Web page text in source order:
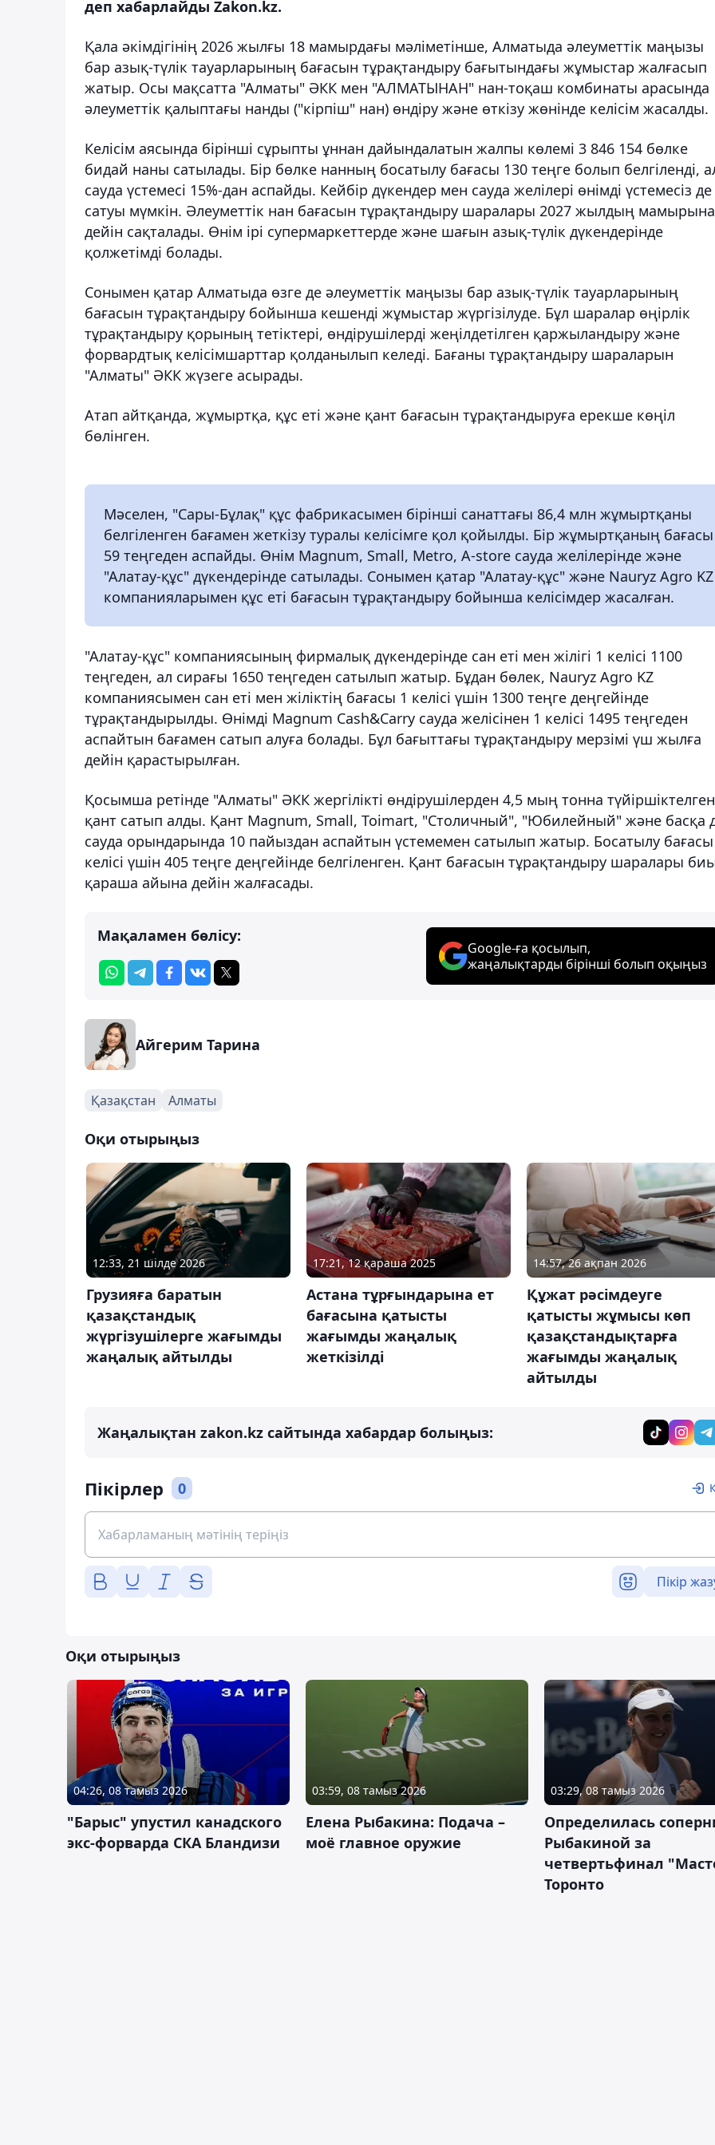
деп хабарлайды Zakon.kz.
Қала әкімдігінің 2026 жылғы 18 мамырдағы мәліметінше, Алматыда әлеуметтік маңызы
бар азық-түлік тауарларының бағасын тұрақтандыру бағытындағы жұмыстар жалғасып
жатыр. Осы мақсатта "Алматы" ӘКК мен "АЛМАТЫНАН" нан-тоқаш комбинаты арасында
әлеуметтік қалыптағы нанды ("кірпіш" нан) өндіру және өткізу жөнінде келісім жасалды.
Келісім аясында бірінші сұрыпты ұннан дайындалатын жалпы көлемі 3 846 154 бөлке
бидай наны сатылады. Бір бөлке нанның босатылу бағасы 130 теңге болып белгіленді,
сауда үстемесі 15%-дан аспайды. Кейбір дүкендер мен сауда желілері өнімді үстемесіз де
сатуы мүмкін. Әлеуметтік нан бағасын тұрақтандыру шаралары 2027 жылдың мамырына
дейін сақталады. Өнім ірі супермаркеттерде және шағын азық-түлік дүкендерінде
қолжетімді болады.
Сонымен қатар Алматыда өзге де әлеуметтік маңызы бар азық-түлік тауарларының
бағасын тұрақтандыру бойынша кешенді жұмыстар жүргізілуде. Бұл шаралар өңірлік
тұрақтандыру қорының тетіктері, өндірушілерді жеңілдетілген қаржыландыру және
форвардтық келісімшарттар қолданылып келеді. Бағаны тұрақтандыру шараларын
"Алматы" ӘКК жүзеге асырады.
Атап айтқанда, жұмыртқа, құс еті және қант бағасын тұрақтандыруға ерекше көңіл
бөлінген.
Мәселен, "Сары-Бұлақ" құс фабрикасымен бірінші санаттағы 86,4 млн жұмыртқаны
белгіленген бағамен жеткізу туралы келісімге қол қойылды. Бір жұмыртқаның бағасы
59 теңгеден аспайды. Өнім Magnum, Small, Metro, A-store сауда желілерінде және
"Алатау-құс" дүкендерінде сатылады. Сонымен қатар "Алатау-құс" және Nauryz Agro KZ
компанияларымен құс еті бағасын тұрақтандыру бойынша келісімдер жасалған.
"Алатау-құс" компаниясының фирмалық дүкендерінде сан еті мен жілігі 1 келісі 1100
теңгеден, ал сирағы 1650 теңгеден сатылып жатыр. Бұдан бөлек, Nauryz Agro KZ
компаниясымен сан еті мен жіліктің бағасы 1 келісі үшін 1300 теңге деңгейінде
тұрақтандырылды. Өнімді Magnum Cash&Carry сауда желісінен 1 келісі 1495 теңгеден
аспайтын бағамен сатып алуға болады. Бұл бағыттағы тұрақтандыру мерзімі үш жылға
дейін қарастырылған.
Қосымша ретінде "Алматы" ӘКК жергілікті өндірушілерден 4,5 мың тонна түйіршіктелген
қант сатып алды. Қант Magnum, Small, Toimart, "Столичный", "Юбилейный" және басқа
сауда орындарында 10 пайыздан аспайтын үстемемен сатылып жатыр. Босатылу бағасы
келісі үшін 405 теңге деңгейінде белгіленген. Қант бағасын тұрақтандыру шаралары
қараша айына дейін жалғасады.
Мақаламен бөлісу:
Google-ға қосылып,
жаңалықтарды бірінші болып оқыңыз
Айгерим Тарина
Қазақстан Алматы
Оқи отырыңыз
12:33, 21 шілде 2026
Грузияға баратын
қазақстандық
жүргізушілерге жағымды
жаңалық айтылды
17:21, 12 қараша 2025
Астана тұрғындарына ет
бағасына қатысты
жағымды жаңалық
жеткізілді
14:57, 26 ақпан 2026
Құжат рәсімдеуге
қатысты жұмысы көп
қазақстандықтарға
жағымды жаңалық
айтылды
Жаңалықтан zakon.kz сайтында хабардар болыңыз:
Пікірлер 0
Пікір
Оқи отырыңыз
04:26, 08 тамыз 2026
"Барыс" упустил канадского
экс-форварда СКА Бландизи
03:59, 08 тамыз 2026
Елена Рыбакина: Подача –
моё главное оружие
03:29, 08 тамыз 2026
Определилась
Рыбакиной за
четвертьфинал
Торонто